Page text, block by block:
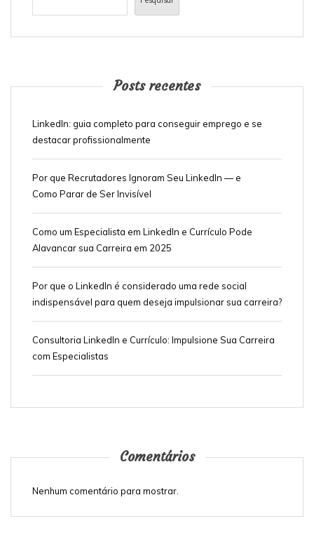
Posts recentes
LinkedIn: guia completo para conseguir emprego e se
destacar profissionalmente
Por que Recrutadores Ignoram Seu LinkedIn — e
Como Parar de Ser Invisível
Como um Especialista em LinkedIn e Currículo Pode
Alavancar sua Carreira em 2025
Por que o LinkedIn é considerado uma rede social
indispensável para quem deseja impulsionar sua carreira?
Consultoria LinkedIn e Currículo: Impulsione Sua Carreira
com Especialistas
Comentários
Nenhum comentário para mostrar.